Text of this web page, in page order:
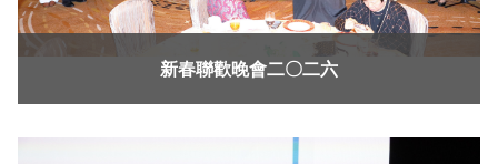
新春聯歡晚會二〇二六